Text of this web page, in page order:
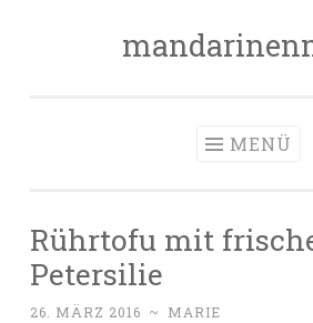
MENÜ
Rührtofu mit
Petersilie
26. MÄRZ 2016 ~ MARIE